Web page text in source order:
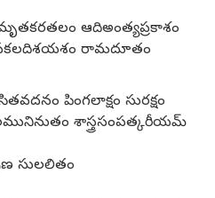
ఆదిఅంత్యప్రకాశం
రామదూతం
పింగలాక్షం సురక్షం
శాస్త్రసంపత్కరీయమ్
సులలితం